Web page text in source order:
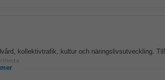
kollektivtrafik, kultur och näringslivsutveckling.